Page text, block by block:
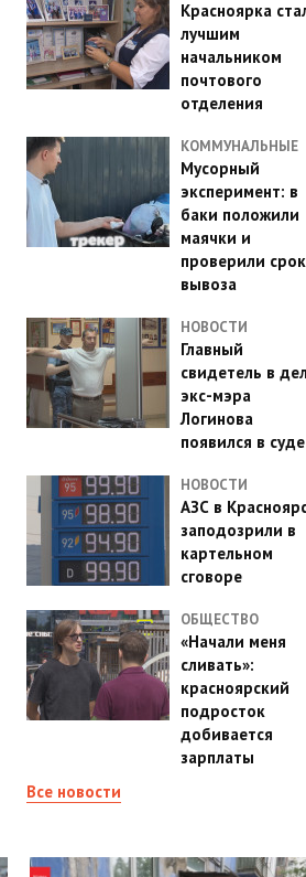
Красноярка
лучшим
начальником
почтового
отделения
КОММУНАЛЬНЫЕ
Мусорный
эксперимент: в
баки положили
маячки и
проверили
вывоза
НОВОСТИ
Главный
свидетель в
экс-мэра
Логинова
появился в суде
НОВОСТИ
АЗС в
заподозрили в
картельном
сговоре
ОБЩЕСТВО
«Начали меня
сливать»:
красноярский
подросток
добивается
зарплаты
Все новости